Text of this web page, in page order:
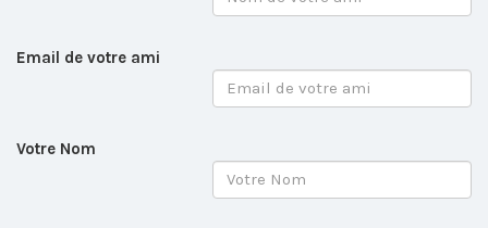
Email de votre ami
Votre Nom